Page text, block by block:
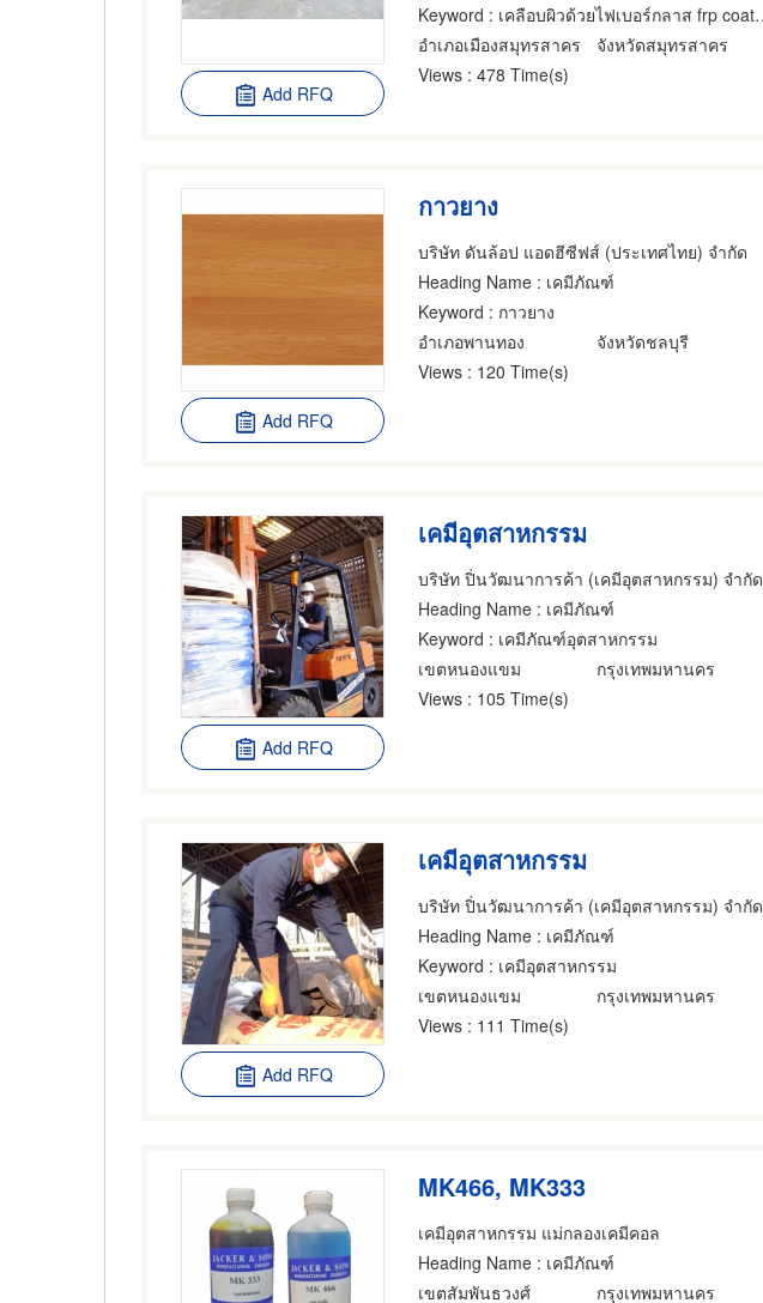
Add RFQ
Keyword : เคลือบผิวด้วยไฟเบอร์กลาส frp coating
อำเภอเมืองสมุทรสาคร
จังหวัดสมุทรสาคร
Views : 478 Time(s)
Add RFQ
กาวยาง
บริษัท ดันล้อป แอดฮีซีฟส์ (ประเทศไทย) จำกัด
Heading Name : เคมีภัณฑ์
Keyword : กาวยาง
อำเภอพานทอง
จังหวัดชลบุรี
Views : 120 Time(s)
Add RFQ
เคมีอุตสาหกรรม
บริษัท ปิ่นวัฒนาการค้า (เคมีอุตสาหกรรม) จำกัด
Heading Name : เคมีภัณฑ์
Keyword : เคมีภัณฑ์อุตสาหกรรม
เขตหนองแขม
กรุงเทพมหานคร
Views : 105 Time(s)
Add RFQ
เคมีอุตสาหกรรม
บริษัท ปิ่นวัฒนาการค้า (เคมีอุตสาหกรรม) จำกัด
Heading Name : เคมีภัณฑ์
Keyword : เคมีอุตสาหกรรม
เขตหนองแขม
กรุงเทพมหานคร
Views : 111 Time(s)
MK466, MK333
เคมีอุตสาหกรรม แม่กลองเคมีคอล
Heading Name : เคมีภัณฑ์
เขตสัมพันธวงศ์
กรุงเทพมหานคร